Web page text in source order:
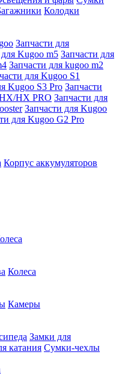
Колодки
Запчасти для
Kugoo m5 Запчасти для
Запчасти для kugoo m2
для Kugoo S1
Kugoo S3 Pro Запчасти
HX PRO Запчасти для
Запчасти для Kugoo
для Kugoo G2 Pro
Корпус аккумуляторов
Колеса
Камеры
Замки для
катания Сумки-чехлы